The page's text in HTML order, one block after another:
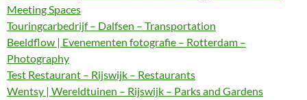
Meeting Spaces
Touringcarbedrijf – Dalfsen – Transportation
Beeldflow | Evenementen fotografie – Rotterdam –
Photography
Test Restaurant – Rijswijk – Restaurants
Wentsy | Wereldtuinen – Rijswijk – Parks and Gardens